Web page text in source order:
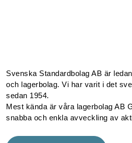
Svenska Standardbolag AB är
och lagerbolag. Vi har varit i det
sedan 1954.
Mest kända är våra lagerbolag AB
snabba och enkla avveckling av